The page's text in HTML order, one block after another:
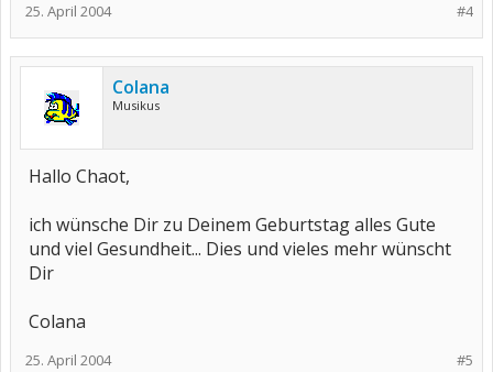
#4
25. April 2004
Colana
Musikus
Hallo Chaot,
ich wünsche Dir zu Deinem Geburtstag alles Gute
und viel Gesundheit... Dies und vieles mehr wünscht
Dir
Colana
#5
25. April 2004